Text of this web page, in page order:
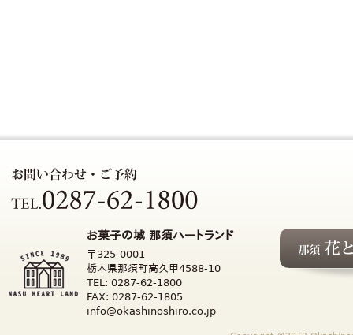
お菓子の城 那須ハートランド
〒325-0001
栃木県那須町高久甲4588-10
TEL: 0287-62-1800
FAX: 0287-62-1805
info@okashinoshiro.co.jp